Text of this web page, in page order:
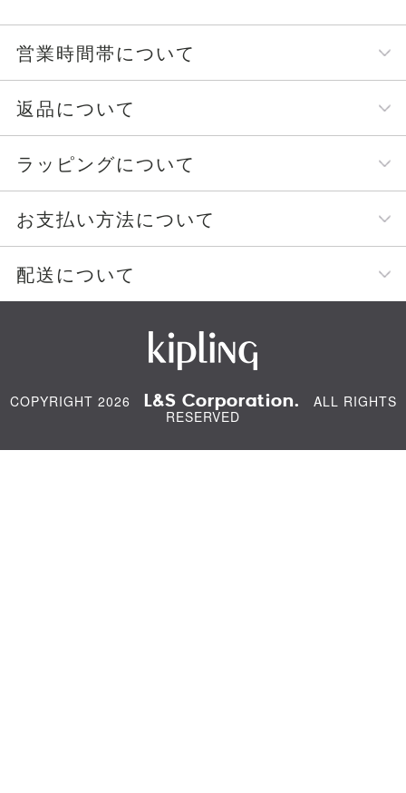
営業時間帯について
返品について
ラッピングについて
お支払い方法について
配送について
COPYRIGHT 2026 L&S Corporation.
ALL RIGHTS
RESERVED